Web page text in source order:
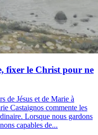
fixer le Christ pour ne
de Jésus et de Marie à
Castaignos commente les
Lorsque nous gardons
capables de...